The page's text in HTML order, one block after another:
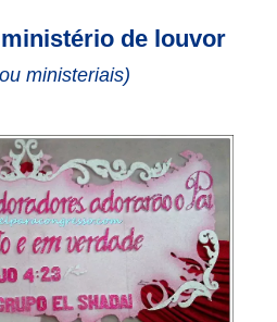
de louvor
ministeriais)